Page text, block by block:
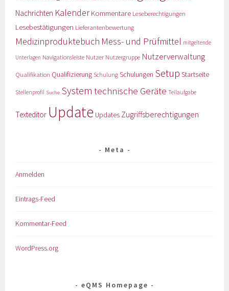
Nachrichten KalenderKommentare Leseberechtigungen
Lesebestätigungen Lieferantenbewertung
Medizinproduktebuch Mess- und Prüfmittel mitgeltende
Unterlagen Navigationsleiste Nutzer Nutzergruppe Nutzerverwaltung
Qualifikation Qualifizierung Schulung Schulungen Setup Startseite
Stellenprofil Suche System technische Geräte Teilaufgabe
Texteditor Update Updates Zugriffsberechtigungen
Meta
Anmelden
Eintrags-Feed
Kommentar-Feed
WordPress.org
eQMS Homepage